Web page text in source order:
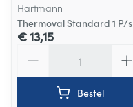
Hartmann
Thermoval Standard 1 P/s
€ 13,15
Bestel